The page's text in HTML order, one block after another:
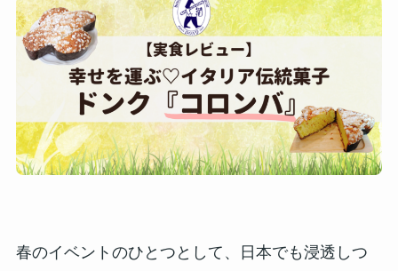
春のイベントのひとつとして、日本でも浸透しつ